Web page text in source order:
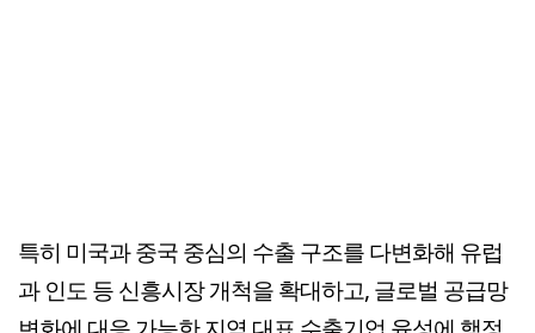
특히 미국과 중국 중심의 수출 구조를 다변화해 유럽
과 인도 등 신흥시장 개척을 확대하고, 글로벌 공급망